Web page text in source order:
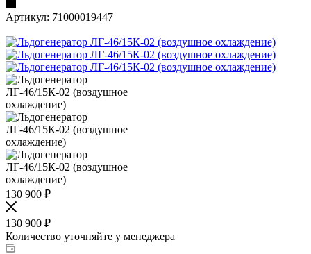
Артикул: 71000019447
130 900 ₽
130 900 ₽
Количество уточняйте у менеджера